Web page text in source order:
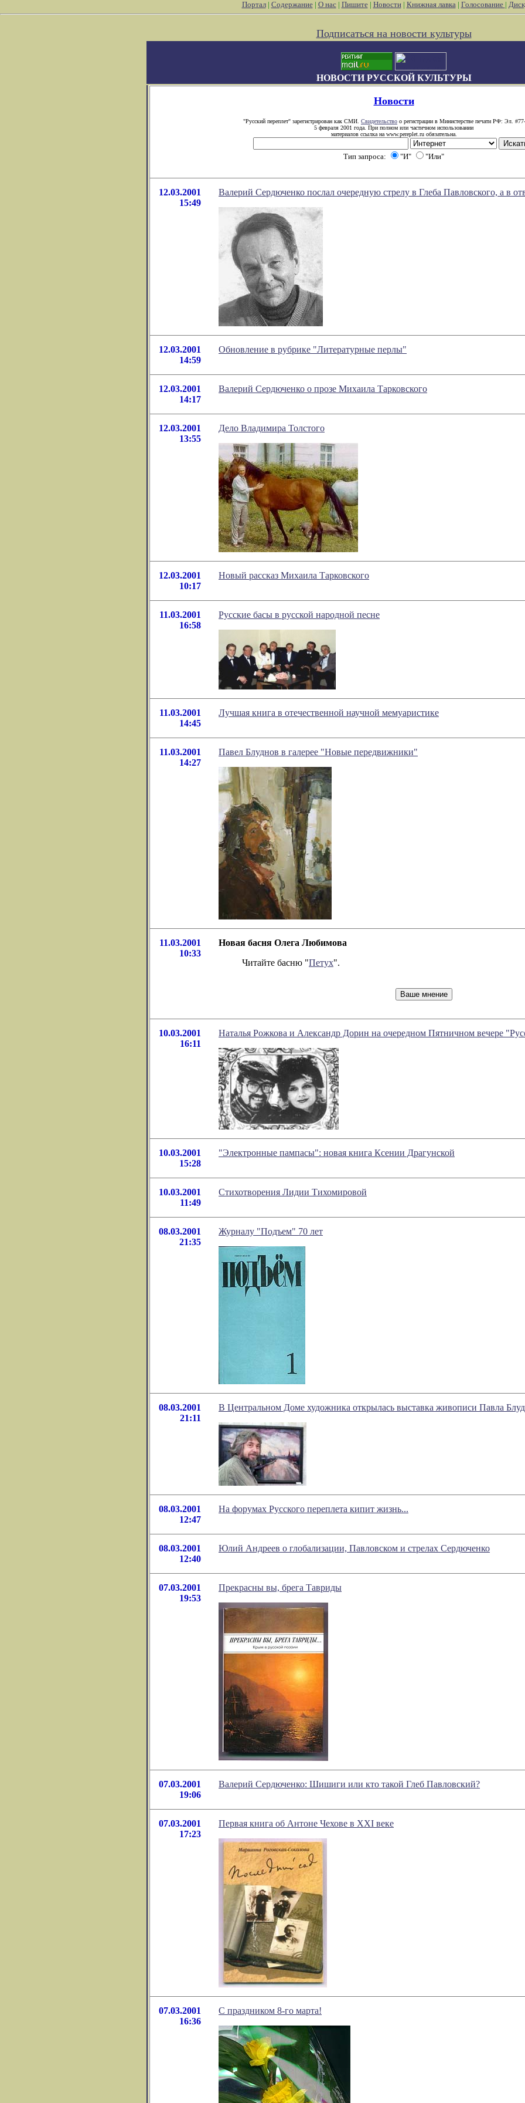
Портал| Содержание| О нас| Пишите| Новости| Книжная лавка| Голосование |
Подписаться на новости культуры
НОВОСТИ РУССКОЙ КУЛЬТУРЫ
Новости
"Русский переплет" зарегистрирован как СМИ. Свидетельство о регистрации в Министерстве печати РФ: Эл.
5 февраля 2001 года. При полном или частичном использовании
материалов ссылка на www.pereplet.ru обязательна.
Тип запроса: "И" "Или"
12.03.2001
15:49
Валерий Сердюченко послал очередную стрелу в Глеба Павловского, а в
12.03.2001
14:59
Обновление в рубрике "Литературные перлы"
12.03.2001
14:17
Валерий Сердюченко о прозе Михаила Тарковского
12.03.2001
13:55
Дело Владимира Толстого
12.03.2001
10:17
Новый рассказ Михаила Тарковского
11.03.2001
16:58
Русские басы в русской народной песне
11.03.2001
14:45
Лучшая книга в отечественной научной мемуаристике
11.03.2001
14:27
Павел Блуднов в галерее "Новые передвижники"
11.03.2001
10:33
Новая басня Олега Любимова
Читайте басню "Петух".
10.03.2001
16:11
Наталья Рожкова и Александр Дорин на очередном Пятничном вечере
10.03.2001
15:28
"Электронные пампасы": новая книга Ксении Драгунской
10.03.2001
11:49
Стихотворения Лидии Тихомировой
08.03.2001
21:35
Журналу "Подъем" 70 лет
08.03.2001
21:11
В Центральном Доме художника открылась выставка живописи Павла
08.03.2001
12:47
На форумах Русского переплета кипит жизнь...
08.03.2001
12:40
Юлий Андреев о глобализации, Павловском и стрелах Сердюченко
07.03.2001
19:53
Прекрасны вы, брега Тавриды
07.03.2001
19:06
Валерий Сердюченко: Шишиги или кто такой Глеб Павловский?
07.03.2001
17:23
Первая книга об Антоне Чехове в XXI веке
07.03.2001
16:36
С праздником 8-го марта!